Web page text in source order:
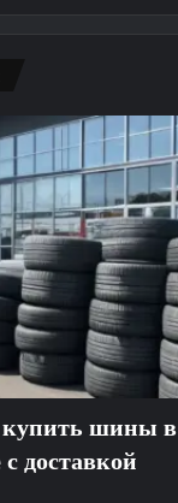
шины в
доставкой